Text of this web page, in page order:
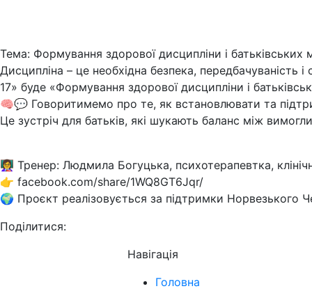
Тема: Формування здорової дисципліни і
Дисципліна – це необхідна безпека,
17» буде «Формування здорової дисципліни і
🧠💬 Говоритимемо про те, як встановлювати та
Це зустріч для батьків, які шукають баланс між
👩‍🏫 Тренер: Людмила Богуцька, психотерапевтка,
👉 facebook.com/share/1WQ8GT6Jqr/
🌍 Проєкт реалізовується за підтримки Норвезького
Поділитися:
Навігація
Головна